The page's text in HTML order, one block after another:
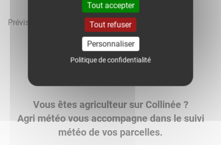
Prévisions météo mises à jour le 9 août 2026 à 14h
Vous êtes agriculteur sur Collinée ?
Agri météo vous accompagne dans le suivi
météo de vos parcelles.
Tout accepter
Tout refuser
Personnaliser
Politique de confidentialité